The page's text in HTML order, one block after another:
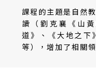
課程的主題是自然
讀（劉克襄《山
道》、《大地之下
等），增加了相關